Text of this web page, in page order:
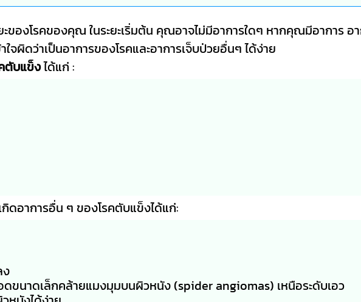
ของโรคของคุณ ในระยะเริ่มต้น คุณอาจไม่มีอาการใดๆ หากคุณมีอาการ อ
ใจผิดว่าเป็นอาการของโรคและอาการเจ็บป่วยอื่นๆ ได้ง่าย
ตับแข็งได้แก่ :
กิดอาการอื่น ๆ ของโรคตับแข็งได้แก่:
ดขนาดเล็กคล้ายแมงมุมบนผิวหนัง (spider angiomas) เหนือระดับเอว